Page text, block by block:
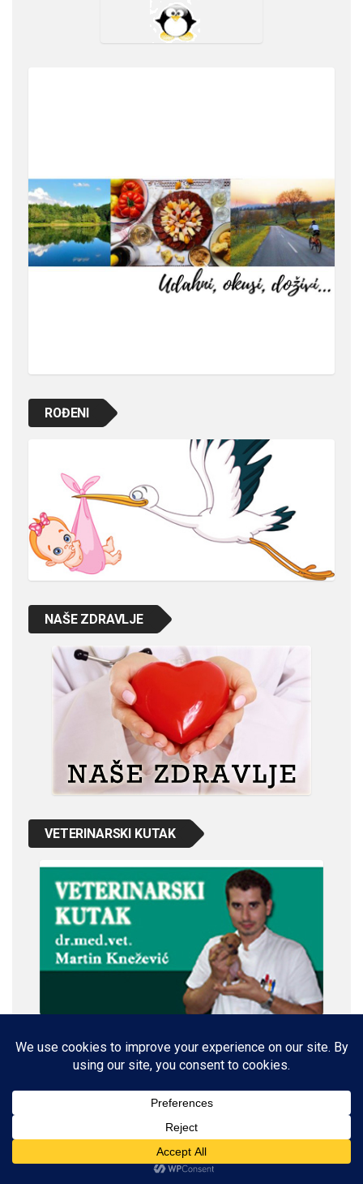
ROĐENI
NAŠE ZDRAVLJE
VETERINARSKI KUTAK